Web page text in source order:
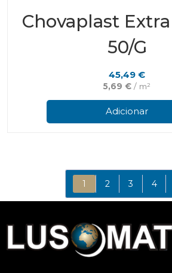
Chovaplast
50/G
45,49€
5,69€ / m²
Adicionar
1 2 3 4